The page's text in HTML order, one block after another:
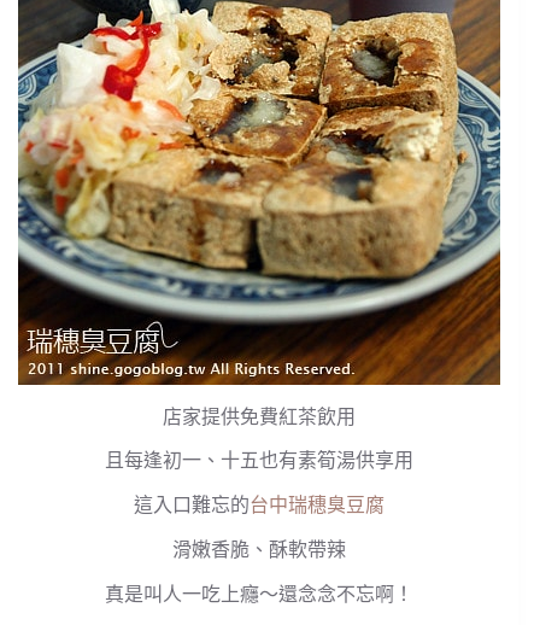
店家提供免費紅茶飲用
且每逢初一、十五也有素筍湯供享用
這入口難忘的台中瑞穗臭豆腐
滑嫩香脆、酥軟帶辣
真是叫人一吃上癮～還念念不忘啊！